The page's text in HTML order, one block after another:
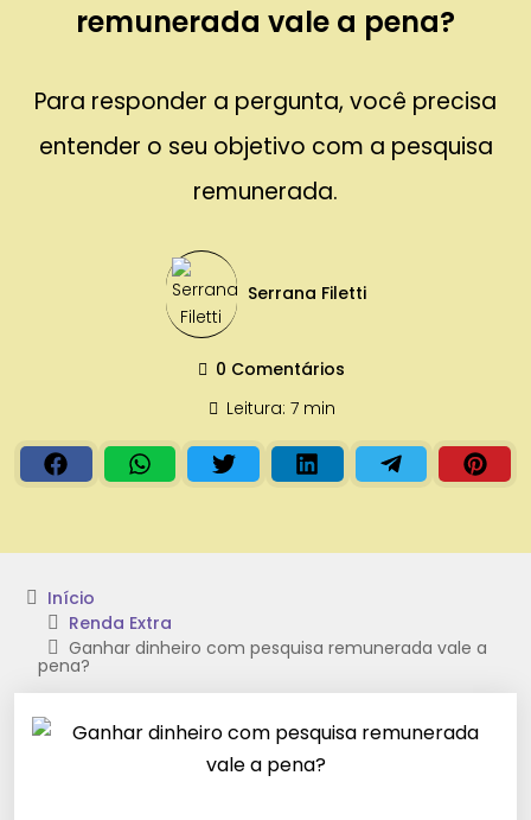
remunerada vale a pena?
Para responder a pergunta, você precisa
entender o seu objetivo com a pesquisa
remunerada.
Serrana Filetti
0 Comentários
Leitura: 7 min
Início
Renda Extra
Ganhar dinheiro com pesquisa remunerada vale a
pena?